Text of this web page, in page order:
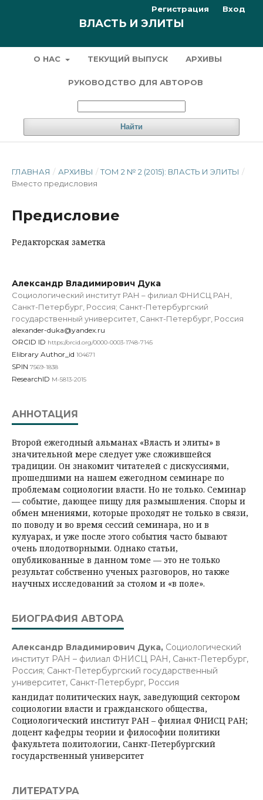
ВЛАСТЬ И ЭЛИТЫ
О НАС ТЕКУЩИЙ ВЫПУСК АРХИВЫ
РУКОВОДСТВО ДЛЯ АВТОРОВ
Найти
Регистрация Вход
ГЛАВНАЯ / АРХИВЫ / ТОМ 2 № 2 (2015): ВЛАСТЬ И ЭЛИТЫ /
Вместо предисловия
Предисловие
Редакторская заметка
Александр Владимирович Дука
Социологический институт РАН – филиал ФНИСЦ РАН,
Санкт-Петербург, Россия; Санкт-Петербургский
государственный университет, Санкт-Петербург, Россия
alexander-duka@yandex.ru
ORCID ID https://orcid.org/0000-0003-1748-7145
Elibrary Author_id 104671
SPIN 7569-1838
ResearchID M-5813-2015
АННОТАЦИЯ
Второй ежегодный альманах «Власть и элиты» в
значительной мере следует уже сложившейся
традиции. Он знакомит читателей с дискуссиями,
прошедшими на нашем ежегодном семинаре по
проблемам социологии власти. Но не только. Семинар
— событие, дающее пищу для размышления. Споры и
обмен мнениями, которые проходят не только в связи,
по поводу и во время сессий семинара, но и в
кулуарах, и уже после этого события часто бывают
очень плодотворными. Однако статьи,
опубликованные в данном томе — это не только
результат собственно ученых разговоров, но также
научных исследований за столом и «в поле».
БИОГРАФИЯ АВТОРА
Александр Владимирович Дука, Социологический
институт РАН – филиал ФНИСЦ РАН, Санкт-Петербург,
Россия; Санкт-Петербургский государственный
университет, Санкт-Петербург, Россия
кандидат политических наук, заведующий сектором
социологии власти и гражданского общества,
Социологический институт РАН – филиал ФНИСЦ РАН;
доцент кафедры теории и философии политики
факультета политологии, Санкт-Петербургский
государственный университет
ЛИТЕРАТУРА